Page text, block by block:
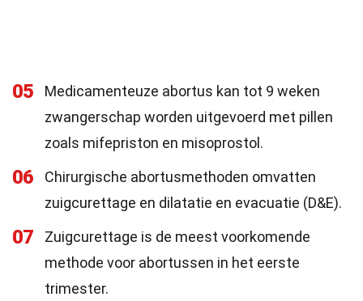
05
Medicamenteuze abortus kan tot 9 weken
zwangerschap worden uitgevoerd met pillen
zoals mifepriston en misoprostol.
06
Chirurgische abortusmethoden omvatten
zuigcurettage en dilatatie en evacuatie (D&E).
07
Zuigcurettage is de meest voorkomende
methode voor abortussen in het eerste
trimester.